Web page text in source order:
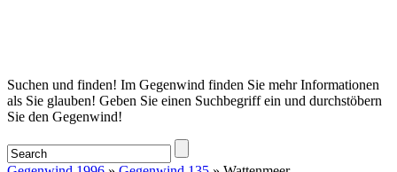
Startseite
Suchen und finden! Im Gegenwind finden Sie mehr Informationen
als Sie glauben! Geben Sie einen Suchbegriff ein und durchstöbern
Sie den Gegenwind!